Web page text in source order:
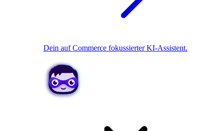
Dein auf Commerce fokussierter KI-Assistent.